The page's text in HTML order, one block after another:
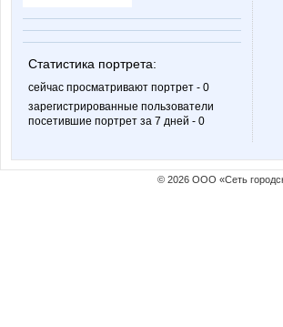
Статистика портрета:
сейчас просматривают портрет - 0
зарегистрированные пользователи
посетившие портрет за 7 дней - 0
© 2026 ООО «Сеть